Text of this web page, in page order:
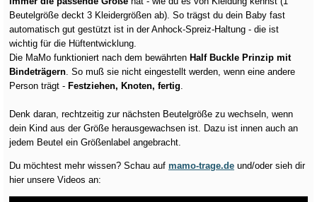
Beutelgröße deckt 3 Kleidergrößen ab). So trägst du dein Baby fast
automatisch gut gestützt ist in der Anhock-Spreiz-Haltung - die ist
wichtig für die Hüftentwicklung.
Die MaMo funktioniert nach dem bewährten Half Buckle Prinzip mit
Bindeträgern . So muß sie nicht eingestellt werden, wenn eine andere
Person trägt - Festziehen, Knoten, fertig
Denk daran, rechtzeitig zur nächsten Beutelgröße zu wechseln, wenn
dein Kind aus der Größe herausgewachsen ist. Dazu ist innen auch an
jedem Beutel ein Größenlabel angebracht.
Du möchtest mehr wissen? Schau auf mamo-trage.de und/oder sieh dir
hier unsere Videos an: